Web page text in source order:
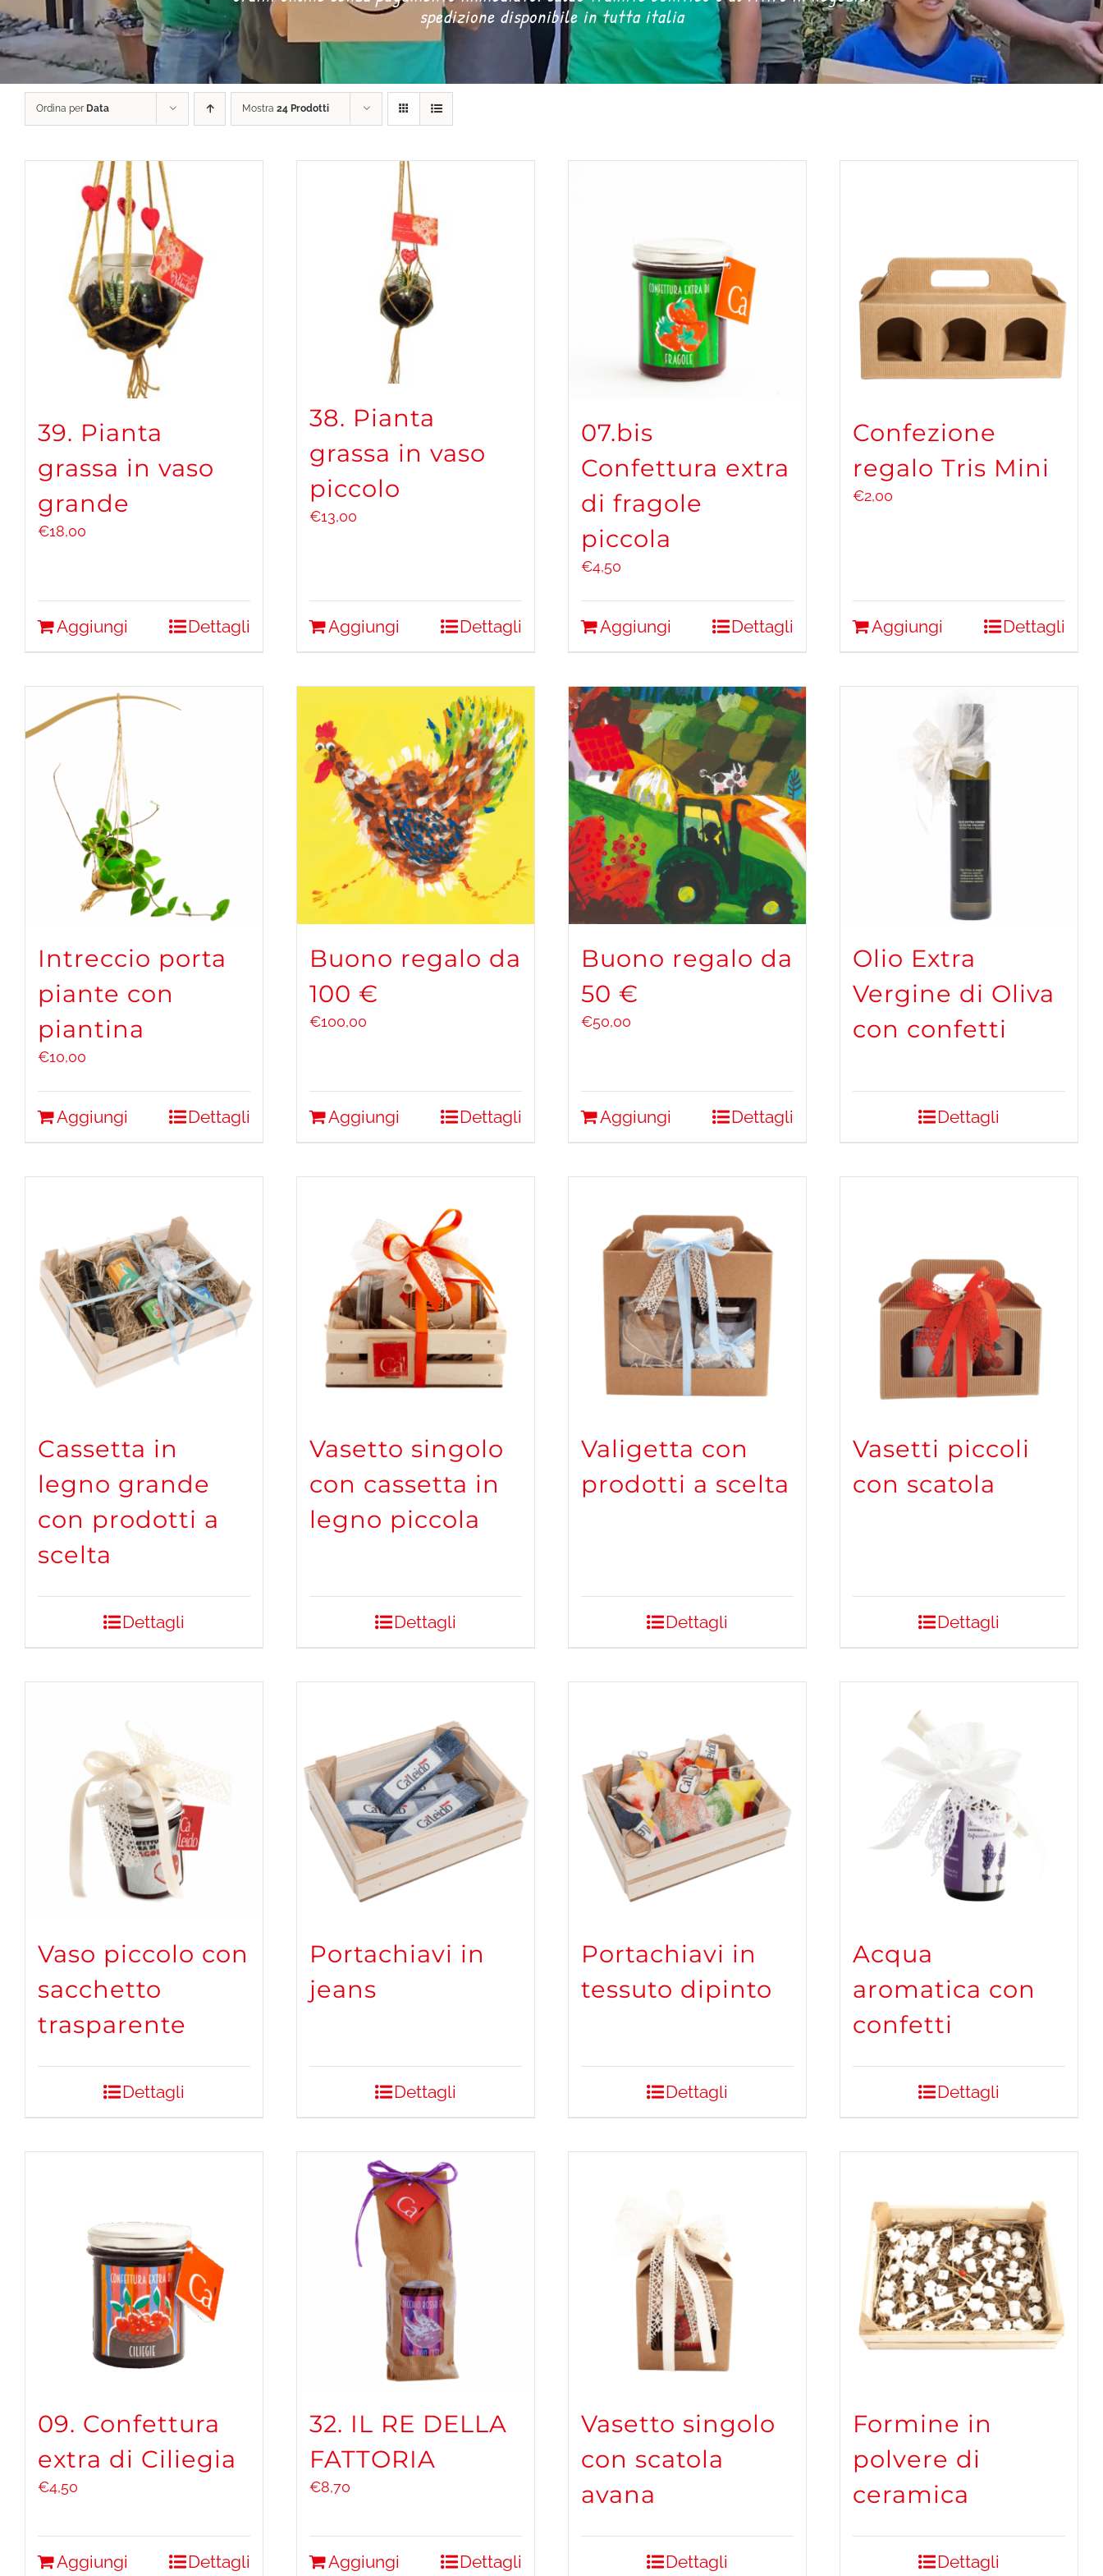
spedizione disponibile in tutta italia
Ordina per Data Mostra 24 Prodotti
39. Pianta
grassa in vaso
grande
€18,00
Aggiungi Dettagli
38. Pianta
grassa in vaso
piccolo
€13,00
Aggiungi Dettagli
07.bis
Confettura extra
di fragole
piccola
€4,50
Aggiungi Dettagli
Confezione
regalo Tris Mini
€2,00
Aggiungi Dettagli
Intreccio porta
piante con
piantina
€10,00
Aggiungi Dettagli
Buono regalo da
100 €
€100,00
Aggiungi Dettagli
Buono regalo da
50 €
€50,00
Aggiungi Dettagli
Olio Extra
Vergine di Oliva
con confetti
Dettagli
Cassetta in
legno grande
con prodotti a
scelta
Dettagli
Vasetto singolo
con cassetta in
legno piccola
Dettagli
Valigetta con
prodotti a scelta
Dettagli
Vasetti piccoli
con scatola
Dettagli
Vaso piccolo con
sacchetto
trasparente
Dettagli
Portachiavi in
jeans
Dettagli
Portachiavi in
tessuto dipinto
Dettagli
Acqua
aromatica con
confetti
Dettagli
09. Confettura
extra di Ciliegia
€4,50
Aggiungi Dettagli
32. IL RE DELLA
FATTORIA
€8,70
Aggiungi Dettagli
Vasetto singolo
con scatola
avana
Dettagli
Formine in
polvere di
ceramica
Dettagli